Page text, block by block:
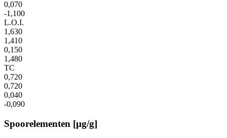
0,070
-1,100
L.O.I.
1,630
1,410
0,150
1,480
TC
0,720
0,720
0,040
-0,090
Spoorelementen [µg/g]